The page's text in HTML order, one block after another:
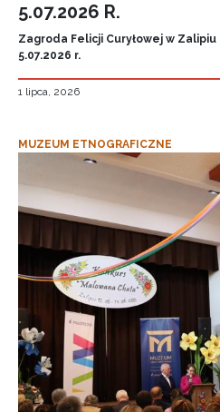
5.07.2026 R.
Zagroda Felicji Curyłowej w
5.07.2026 r.
1 lipca, 2026
MUZEUM ETNOGRAFICZNE